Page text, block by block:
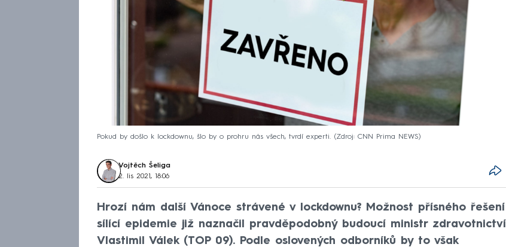
Pokud by došlo k lockdownu, šlo by o prohru nás všech, tvrdí experti. Zdroj: CNN Prima NEWS
Vojtěch Šeliga
2. lis 2021, 18:06
Hrozí nám další Vánoce strávené v lockdownu? Možnost přísného řešení
sílící epidemie již naznačil pravděpodobný budoucí ministr zdravotnictví
Vlastimil Válek (TOP 09). Podle oslovených odborníků by to však